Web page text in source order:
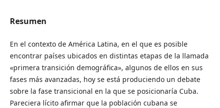
Resumen
En el contexto de América Latina, en el que es posible
encontrar países ubicados en distintas etapas de la llamada
«primera transición demográfica», algunos de ellos en sus
fases más avanzadas, hoy se está produciendo un debate
sobre la fase transicional en la que se posicionaría Cuba.
Pareciera lícito afirmar que la población cubana se